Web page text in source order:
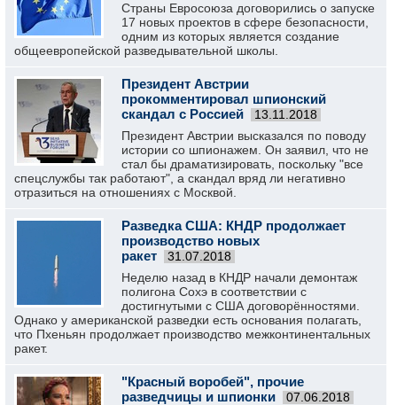
Страны Евросоюза договорились о запуске
17 новых проектов в сфере безопасности,
одним из которых является создание
общеевропейской разведывательной школы.
Президент Австрии
прокомментировал шпионский
скандал с Россией
13.11.2018
Президент Австрии высказался по поводу
истории со шпионажем. Он заявил, что не
стал бы драматизировать, поскольку "все
спецслужбы так работают", а скандал вряд ли негативно
отразиться на отношениях с Москвой.
Разведка США: КНДР продолжает
производство новых
ракет
31.07.2018
Неделю назад в КНДР начали демонтаж
полигона Сохэ в соответствии с
достигнутыми с США договорённостями.
Однако у американской разведки есть основания полагать,
что Пхеньян продолжает производство межконтинентальных
ракет.
"Красный воробей", прочие
разведчицы и шпионки
07.06.2018